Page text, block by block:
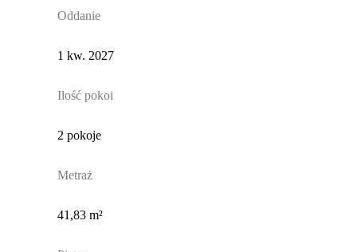
Oddanie
1 kw. 2027
Ilość pokoi
2 pokoje
Metraż
41,83 m²